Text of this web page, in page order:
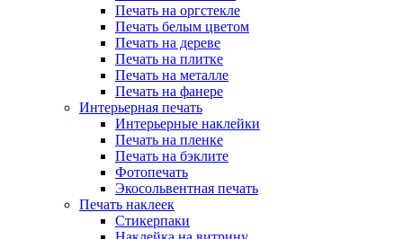
Печать на оргстекле
Печать белым цветом
Печать на дереве
Печать на плитке
Печать на металле
Печать на фанере
Интерьерная печать
Интерьерные наклейки
Печать на пленке
Печать на бэклите
Фотопечать
Экосольвентная печать
Печать наклеек
Стикерпаки